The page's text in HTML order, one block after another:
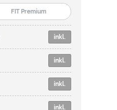
FIT Premium
inkl.
inkl.
inkl.
inkl.